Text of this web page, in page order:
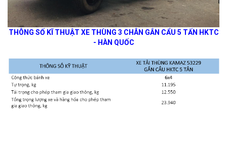
THÔNG SỐ KĨ THUẬT XE THÙNG 3 CHÂN GẮN CẨU 5 TẤN HKTC
- HÀN QUỐC